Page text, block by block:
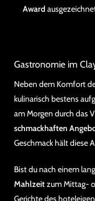
Award
Gastronomie im
Neben dem Komfort
kulinarisch bestens
am Morgen durch das
schmackhaften
Geschmack hält diese
Bist du nach einem
Mahlzeitzum Mittag-
Gerichte des